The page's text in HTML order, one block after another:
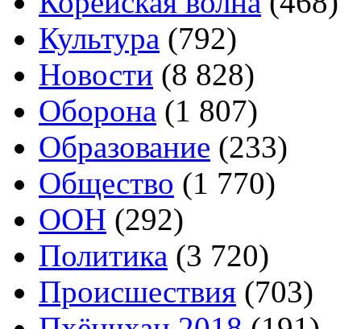
Культура (792)
Новости (8 828)
Оборона (1 807)
Образование (233)
Общество (1 770)
ООН (292)
Политика (3 720)
Происшествия (703)